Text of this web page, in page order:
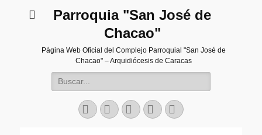
Parroquia "San José de
Chacao"
Página Web Oficial del Complejo Parroquial "San José de
Chacao" – Arquidiócesis de Caracas
Buscar:
Facebook
TwitterCorreo
electrónico
InstagramTeléfono